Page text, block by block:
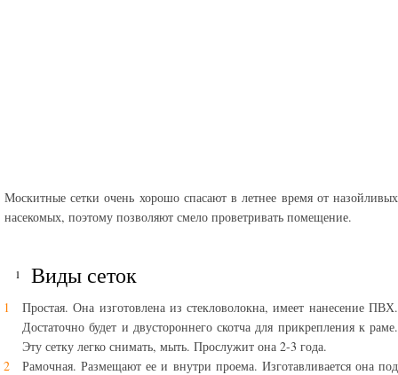
Москитные сетки очень хорошо спасают в летнее время от назойливых
насекомых, поэтому позволяют смело проветривать помещение.
Виды сеток
Простая. Она изготовлена из стекловолокна, имеет нанесение ПВХ.
Достаточно будет и двустороннего скотча для прикрепления к раме.
Эту сетку легко снимать, мыть. Прослужит она 2-3 года.
Рамочная. Размещают ее и внутри проема. Изготавливается она под